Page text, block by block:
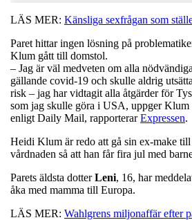
LÄS MER: Känsliga sexfrågan som
Paret hittar ingen lösning på
Klum gått till domstol.
– Jag är väl medveten om alla
gällande covid-19 och skulle aldrig
risk – jag har vidtagit alla åtgärder för
som jag skulle göra i USA, uppger Klum
enligt Daily Mail, rapporterarExpressen.
Heidi Klum är redo att gå sin ex-make till
vårdnaden så att han får fira jul med
Parets äldsta dotterLeni, 16, har
åka med mamma till Europa.
LÄS MER: Wahlgrens miljonaffär efter